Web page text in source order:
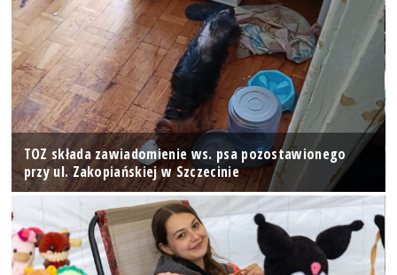
TOZ składa zawiadomienie ws. psa pozostawionego
przy ul. Zakopiańskiej w Szczecinie